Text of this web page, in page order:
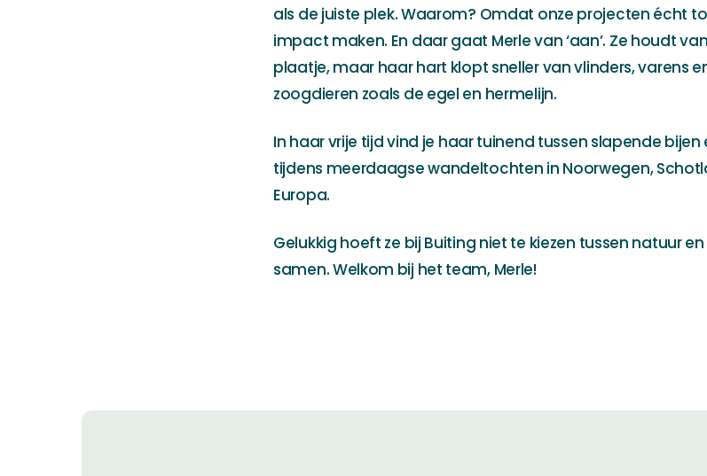
als de juiste plek. Waarom? Omdat onze projecten écht
impact maken. En daar gaat Merle van ‘aan’. Ze houdt
plaatje, maar haar hart klopt sneller van vlinders, varens
zoogdieren zoals de egel en hermelijn.
In haar vrije tijd vind je haar tuinend tussen slapende
tijdens meerdaagse wandeltochten in Noorwegen,
Europa.
Gelukkig hoeft ze bij Buiting niet te kiezen tussen natuur
samen. Welkom bij het team, Merle!